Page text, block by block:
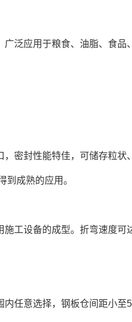
广泛应用于粮食、油脂、食
，密封性能特佳，可储存粒
到成熟的应用。
工设备的成型。折弯速度
内任意选择，钢板仓间距小